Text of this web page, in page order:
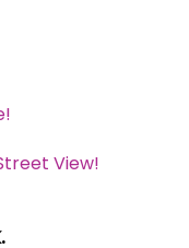
View!